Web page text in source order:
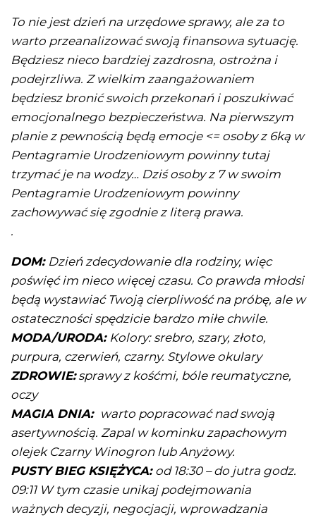
To nie jest dzień na urzędowe sprawy, ale za to
warto przeanalizować swoją finansowa sytuację.
Będziesz nieco bardziej zazdrosna, ostrożna i
podejrzliwa. Z wielkim zaangażowaniem
będziesz bronić swoich przekonań i poszukiwać
emocjonalnego bezpieczeństwa. Na pierwszym
planie z pewnością będą emocje <= osoby z 6ką w
Pentagramie Urodzeniowym powinny tutaj
trzymać je na wodzy… Dziś osoby z 7 w swoim
Pentagramie Urodzeniowym powinny
zachowywać się zgodnie z literą prawa.
.
DOM: Dzień zdecydowanie dla rodziny, więc
poświęć im nieco więcej czasu. Co prawda młodsi
będą wystawiać Twoją cierpliwość na próbę, ale w
ostateczności spędzicie bardzo miłe chwile.
MODA/URODA: Kolory: srebro, szary, złoto,
purpura, czerwień, czarny. Stylowe okulary
ZDROWIE:sprawy z kośćmi, bóle reumatyczne,
oczy
MAGIA DNIA: warto popracować nad swoją
asertywnością. Zapal w kominku zapachowym
olejek Czarny Winogron lub Anyżowy.
PUSTY BIEG KSIĘŻYCA: od 18:30 – do jutra godz.
09:11 W tym czasie unikaj podejmowania
ważnych decyzji, negocjacji, wprowadzania